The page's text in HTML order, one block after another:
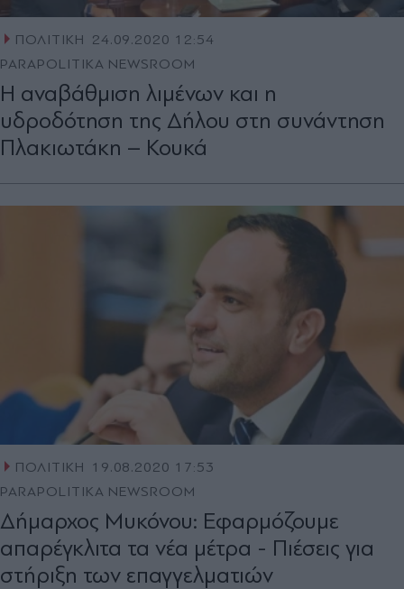
ΠΟΛΙΤΙΚΗ
24.09.2020 12:54
PARAPOLITIKA NEWSROOM
Η αναβάθμιση λιμένων και η
υδροδότηση της Δήλου στη συνάντηση
Πλακιωτάκη – Κουκά
ΠΟΛΙΤΙΚΗ
19.08.2020 17:53
PARAPOLITIKA NEWSROOM
Δήμαρχος Μυκόνου: Εφαρμόζουμε
απαρέγκλιτα τα νέα μέτρα - Πιέσεις για
στήριξη των επαγγελματιών